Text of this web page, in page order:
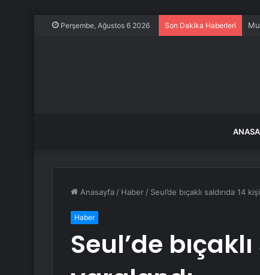
Perşembe, Ağustos 6 2026 Son Dakika Haberleri
Anasayfa / Haber / Seul’de bıçaklı saldırıda 14
Haber
Seul’de